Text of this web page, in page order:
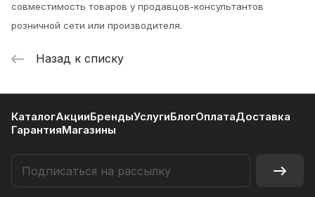
совместимость товаров у продавцов-консультантов
розничной сети или производителя.
Назад к списку
КаталогАкцииБрендыУслугиБлогОплатаДоставка
ГарантияМагазины